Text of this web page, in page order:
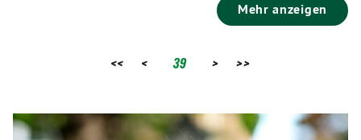
Mehr anzeigen
<< < 39 > >>